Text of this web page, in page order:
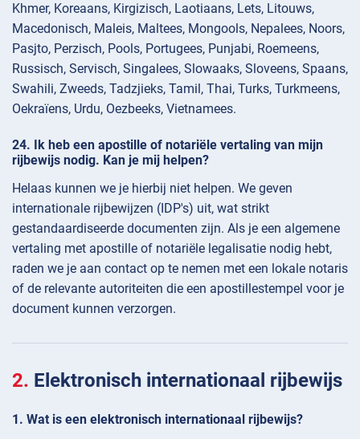
Khmer, Koreaans, Kirgizisch, Laotiaans, Lets, Litouws,
Macedonisch, Maleis, Maltees, Mongools, Nepalees, Noors,
Pasjto, Perzisch, Pools, Portugees, Punjabi, Roemeens,
Russisch, Servisch, Singalees, Slowaaks, Sloveens, Spaans,
Swahili, Zweeds, Tadzjieks, Tamil, Thai, Turks, Turkmeens,
Oekraïens, Urdu, Oezbeeks, Vietnamees.
Ik heb een apostille of notariële vertaling van mijn
rijbewijs nodig. Kan je mij helpen?
Helaas kunnen we je hierbij niet helpen. We geven
internationale rijbewijzen (IDP's) uit, wat strikt
gestandaardiseerde documenten zijn. Als je een algemene
vertaling met apostille of notariële legalisatie nodig hebt,
raden we je aan contact op te nemen met een lokale notaris
of de relevante autoriteiten die een apostillestempel voor je
document kunnen verzorgen.
Elektronisch internationaal rijbewijs
Wat is een elektronisch internationaal rijbewijs?